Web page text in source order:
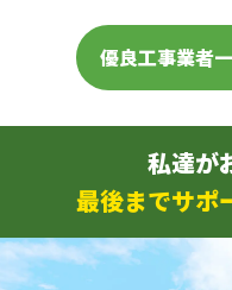
優良工事業者
私達が
最後までサポ